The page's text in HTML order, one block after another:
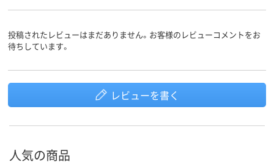
投稿されたレビューはまだありません。お客様のレビューコメントをお
待ちしています。
レビューを書く
人気の商品